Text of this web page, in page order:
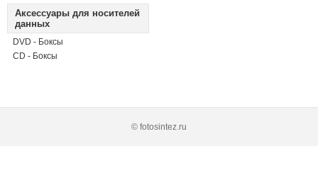
Аксессуары для носителей
данных
DVD - Боксы
CD - Боксы
© fotosintez.ru